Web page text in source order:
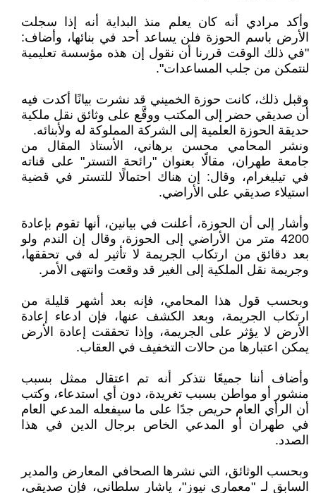
وأكد مرادي أنه كان يعلم منذ البداية أنه إذا سجلت
الأرض باسم الحوزة فلن يساعد أحد في بنائها، وأضاف:
"في ذلك الوقت قررنا أن نقول إن هذه مؤسسة تعليمية
لنتمكن من جلب المساعدات".
وقبل ذلك، كانت حوزة الخميني قد نشرت بيانًا أكدت فيه
أن صديقي حضر إلى المكتب ووقَّع على وثائق نقل ملكية
حديقة الحوزة العلمية إلى الشركة المملوكة له ولأبنائه.
ونشر المحامي محسن برهاني، الأستاذ المقال من
جامعة طهران، مقالًا بعنوان "رائحة التستر" على قناته
في تيليغرام، وقال: إن هناك احتمالًا للتستر في قضية
استيلاء صديقي على الأراضي.
وأشار إلى أن الحوزة، أعلنت في بيانين، أنها تقوم بإعادة
4200 متر من الأراضي إلى الحوزة، وقال إن الندم ولو
بعد دقائق من ارتكاب الجريمة لا تأثير له في تحققها،
وجريمة نقل الملكية إلى الغير قد وقعت وانتهى الأمر.
وبحسب قول هذا المحامي، فإنه بعد أشهر قليلة من
ارتكاب الجريمة، وبعد الكشف عنها، فإن ادعاء إعادة
الأرض لا يؤثر على الجريمة، وإذا تحققت إعادة الأرض
يمكن اعتبارها من حالات التخفيف في العقاب.
وأضاف أننا جميعًا نتذكر أنه تم اعتقال ممثل بسبب
منشور أو مواطن بسبب تغريدة، دون أي استدعاء، وكتب
أن الرأي العام حريص جدًا على ما سيفعله المدعي العام
في طهران أو المدعي الخاص برجال الدين في هذا
الصدد.
وبحسب الوثائق، التي نشرها الصحافي المعارض والمدير
السابق لـ "معماري نيوز"، ياشار سلطاني، فإن صديقي،